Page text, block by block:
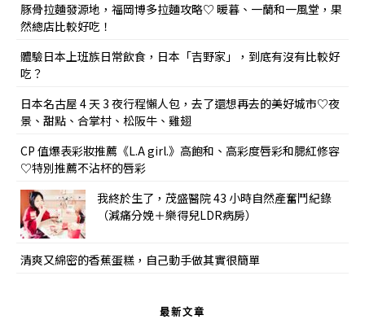
豚骨拉麵發源地，福岡博多拉麵攻略♡ 暖暮、一蘭和一風堂，果
然總店比較好吃！
體驗日本上班族日常飲食，日本「吉野家」，到底有沒有比較好
吃？
日本名古屋 4 天 3 夜行程懶人包，去了還想再去的美好城市♡夜
景、甜點、合掌村、松阪牛、雞翅
CP 值爆表彩妝推薦《L.A girl.》高飽和、高彩度唇彩和腮紅修容
♡特別推薦不沾杯的唇彩
我終於生了，茂盛醫院 43 小時自然產奮鬥紀錄
（減痛分娩＋樂得兒LDR病房）
清爽又綿密的香蕉蛋糕，自己動手做其實很簡單
最新文章